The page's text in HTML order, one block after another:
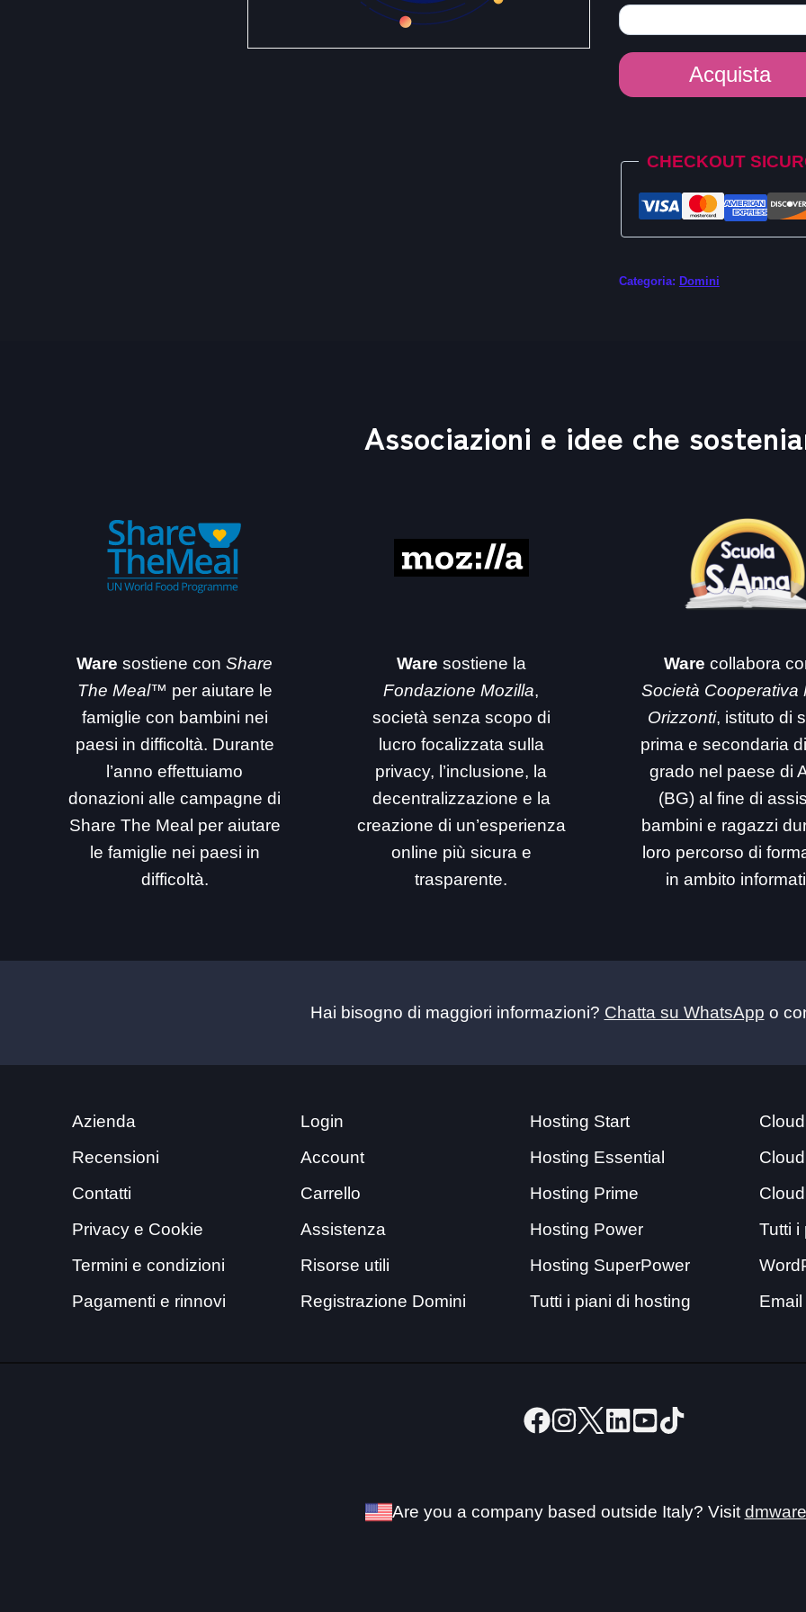
Dominio
.fyi
Acquista
CHECKOUT
Categoria: Domini
Associazioni e idee che
Ware sostiene conShare
The Meal™ per aiutare le
famiglie con bambini nei
paesi in difficoltà. Durante
l’anno effettuiamo
donazioni alle campagne di
Share The Meal per aiutare
le famiglie nei paesi in
difficoltà.
Ware sostiene la
Fondazione Mozilla,
società senza scopo di
lucro focalizzata sulla
privacy, l’inclusione, la
decentralizzazione e la
creazione di un’esperienza
online più sicura e
trasparente.
Ware collabora
Società Cooperativa
Orizzonti, istituto di
prima e secondaria
grado nel paese di
(BG) al fine di
bambini e ragazzi
loro percorso di
in ambito
Hai bisogno di maggiori informazioni? Chatta su WhatsApp o
Azienda
Recensioni
Contatti
Privacy e Cookie
Termini e condizioni
Pagamenti e rinnovi
Login
Account
Carrello
Assistenza
Risorse utili
Registrazione Domini
Hosting Start
Hosting Essential
Hosting Prime
Hosting Power
Hosting SuperPower
Tutti i piani di hosting
Tutti i
Email
Are you a company based outside Italy? Visit